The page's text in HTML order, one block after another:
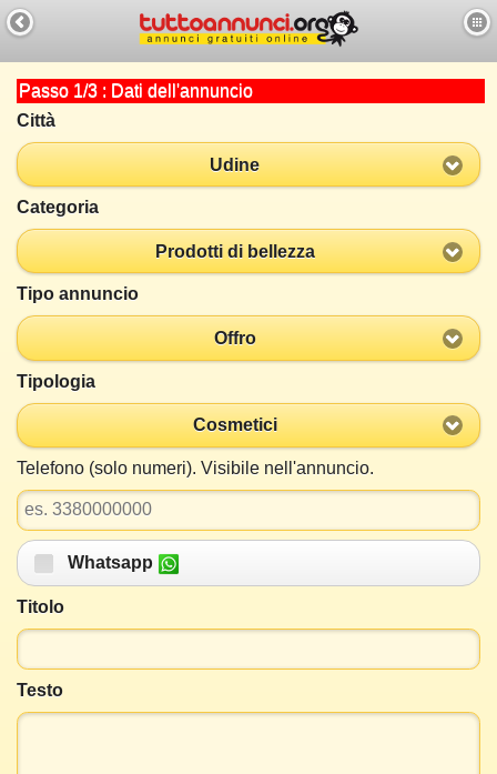
Passo 1/3 : Dati dell'annuncio
Città
Udine
Categoria
Prodotti di bellezza
Tipo annuncio
Offro
Tipologia
Cosmetici
Telefono (solo numeri). Visibile nell'annuncio.
Whatsapp
Titolo
Testo